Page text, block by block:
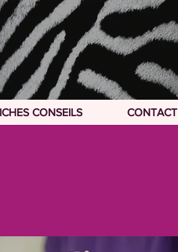
CONSEILS CONTACT
CONSEILS CONTACT